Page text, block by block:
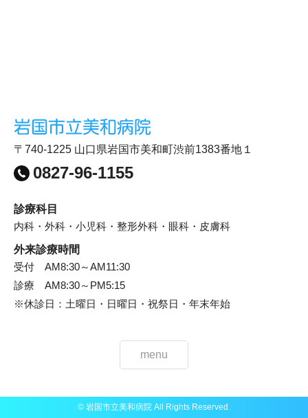
〒740-1225 山口県岩国市美和町渋前1383番地１
0827-96-1155
診療科目
内科・外科・小児科・整形外科・眼科・皮膚科
外来診療時間
受付 AM8:30～AM11:30
診療 AM8:30～PM5:15
※休診日：土曜日・日曜日・祝祭日・年末年始
menu
© 岩国市立美和病院 All Rights Reserved.